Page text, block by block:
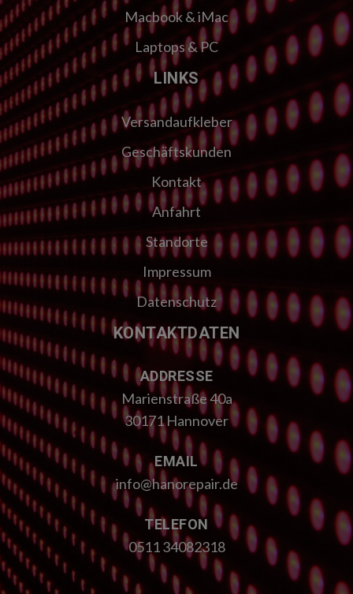
Macbook & iMac
Laptops & PC
LINKS
Versandaufkleber
Geschäftskunden
Kontakt
Anfahrt
Standorte
Impressum
Datenschutz
KONTAKTDATEN
ADDRESSE
Marienstraße 40a
30171 Hannover
EMAIL
info@hanorepair.de
TELEFON
0511 34082318